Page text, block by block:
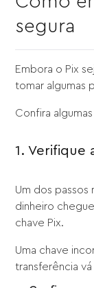
segura
Embora o Pix
tomar algumas
Confira
1. Verifique
Um dos passos
dinheiro
chave Pix.
Uma chave
transferência